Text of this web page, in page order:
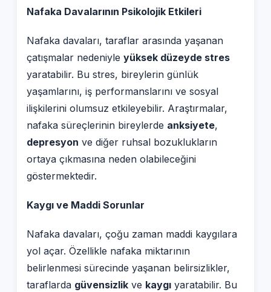
Nafaka Davalarının Psikolojik Etkileri
Nafaka davaları, taraflar arasında yaşanan
çatışmalar nedeniyle yüksek düzeyde stres
yaratabilir. Bu stres, bireylerin günlük
yaşamlarını, iş performanslarını ve sosyal
ilişkilerini olumsuz etkileyebilir. Araştırmalar,
nafaka süreçlerinin bireylerde anksiyete,
depresyon ve diğer ruhsal bozuklukların
ortaya çıkmasına neden olabileceğini
göstermektedir.
Kaygı ve Maddi Sorunlar
Nafaka davaları, çoğu zaman maddi kaygılara
yol açar. Özellikle nafaka miktarının
belirlenmesi sürecinde yaşanan belirsizlikler,
taraflarda güvensizlik ve kaygı yaratabilir. Bu